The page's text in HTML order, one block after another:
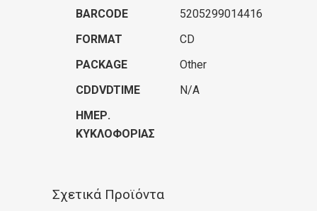
BARCODE
5205299014416
FORMAT
CD
PACKAGE
Other
CDDVDTIME
N/A
ΗΜΕΡ.
ΚΥΚΛΟΦΟΡΊΑΣ
Σχετικά Προϊόντα